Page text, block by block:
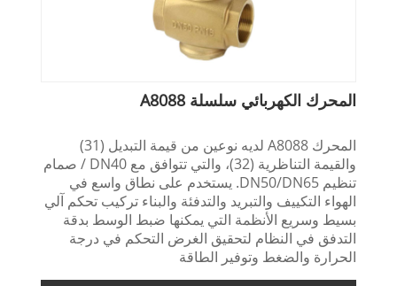
المحرك الكهربائي سلسلة A8088
المحرك A8088 لديه نوعين من قيمة التبديل (31)
والقيمة التناظرية (32)، والتي تتوافق مع DN40 / صمام
تنظيم DN50/DN65. يستخدم على نطاق واسع في
الهواء التكييف والتبريد والتدفئة والبناء تركيب تحكم آلي
بسيط وسريع الأنظمة التي يمكنها ضبط الوسط بدقة
التدفق في النظام لتحقيق الغرض التحكم في درجة
الحرارة والضغط وتوفير الطاقة